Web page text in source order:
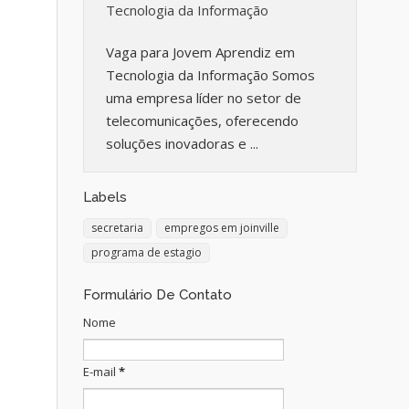
Tecnologia da Informação
Vaga para Jovem Aprendiz em
Tecnologia da Informação Somos
uma empresa líder no setor de
telecomunicações, oferecendo
soluções inovadoras e ...
Labels
secretaria
empregos em joinville
programa de estagio
Formulário De Contato
Nome
E-mail *